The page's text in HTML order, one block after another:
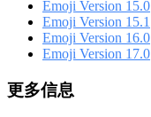
Emoji Version 15.0
Emoji Version 15.1
Emoji Version 16.0
Emoji Version 17.0
更多信息